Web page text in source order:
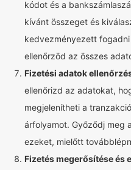
kódot és a
kívánt összeget és
kedvezményezett
ellenőrzöd az összes
Fizetési adatok
ellenőrizd az adatokat,
megjelenítheti a
árfolyamot. Győződj meg
ezeket, mielőtt
Fizetés megerősítése és